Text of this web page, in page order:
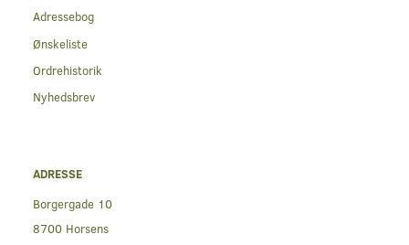
Adressebog
Ønskeliste
Ordrehistorik
Nyhedsbrev
ADRESSE
Borgergade 10
8700 Horsens